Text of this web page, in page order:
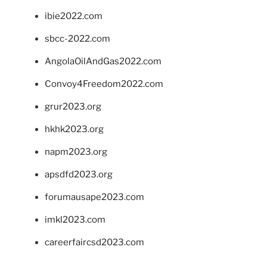
ibie2022.com
sbcc-2022.com
AngolaOilAndGas2022.com
Convoy4Freedom2022.com
grur2023.org
hkhk2023.org
napm2023.org
apsdfd2023.org
forumausape2023.com
imkl2023.com
careerfaircsd2023.com